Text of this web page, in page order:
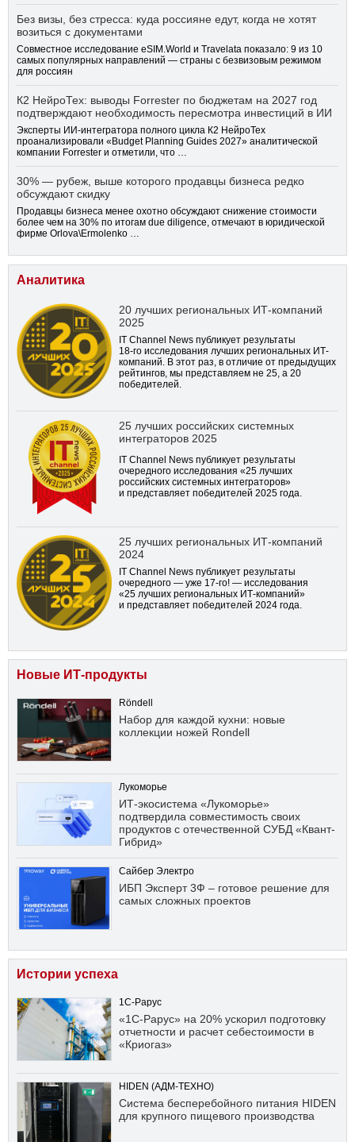
Без визы, без стресса: куда россияне едут, когда не хотят
возиться с документами
Совместное исследование eSIM.World и Travelata показало: 9 из 10
самых популярных направлений — страны с безвизовым режимом
для россиян
К2 НейроТех: выводы Forrester по бюджетам на 2027 год
подтверждают необходимость пересмотра инвестиций в ИИ
Эксперты ИИ-интегратора полного цикла К2 НейроТех
проанализировали «Budget Planning Guides 2027» аналитической
компании Forrester и отметили, что …
30% — рубеж, выше которого продавцы бизнеса редко
обсуждают скидку
Продавцы бизнеса менее охотно обсуждают снижение стоимости
более чем на 30% по итогам due diligence, отмечают в юридической
фирме Orlova\Ermolenko …
Аналитика
20 лучших региональных ИТ-компаний
2025
IT Channel News публикует результаты
18-го исследования лучших региональных ИТ-
компаний. В этот раз, в отличие от предыдущих
рейтингов, мы представляем не 25, а 20
победителей.
25 лучших российских системных
интеграторов 2025
IT Channel News публикует результаты
очередного исследования «25 лучших
российских системных интеграторов»
и представляет победителей 2025 года.
25 лучших региональных ИТ-компаний
2024
IT Channel News публикует результаты
очередного — уже 17-го! — исследования
«25 лучших региональных ИТ-компаний»
и представляет победителей 2024 года.
Новые ИТ-продукты
Röndell
Набор для каждой кухни: новые
коллекции ножей Rondell
Лукоморье
ИТ-экосистема «Лукоморье»
подтвердила совместимость своих
продуктов с отечественной СУБД «Квант-
Гибрид»
Сайбер Электро
ИБП Эксперт 3Ф – готовое решение для
самых сложных проектов
Истории успеха
1С-Рарус
«1С-Рарус» на 20% ускорил подготовку
отчетности и расчет себестоимости в
«Криогаз»
HIDEN (АДМ-ТЕХНО)
Система бесперебойного питания HIDEN
для крупного пищевого производства